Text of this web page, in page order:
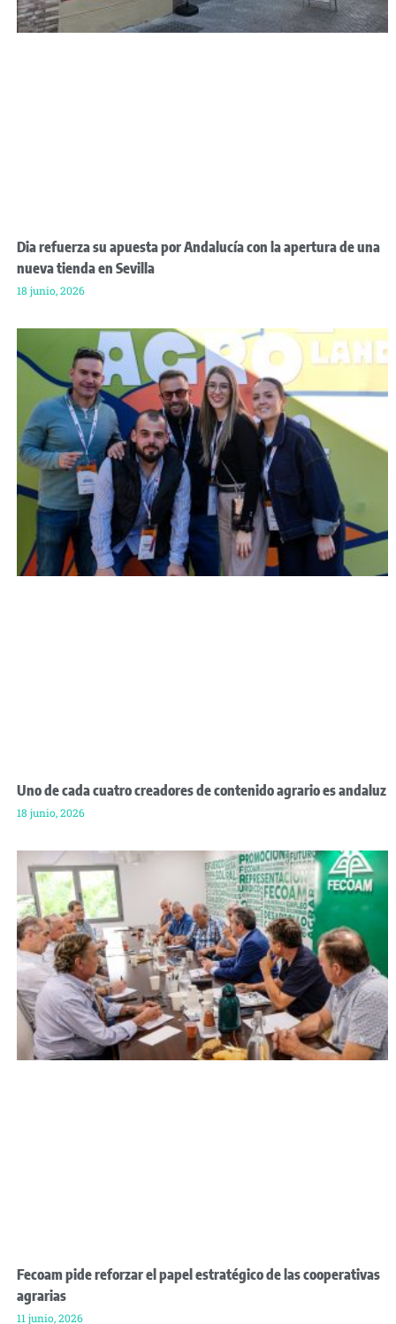
Dia refuerza su apuesta por Andalucía con la apertura de una
nueva tienda en Sevilla
18 junio, 2026
Uno de cada cuatro creadores de contenido agrario es andaluz
18 junio, 2026
Fecoam pide reforzar el papel estratégico de las cooperativas
agrarias
11 junio, 2026